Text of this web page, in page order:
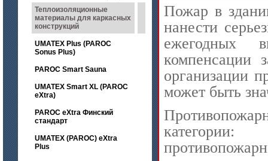
Теплоизоляционные
материалы для каркасных
конструкций
UMATEX Plus (PAROC
Sonus Plus)
PAROC Smart Sauna
UMATEX Smart XL (PAROC
eXtra)
PAROC eXtra Финский
стандарт
UMATEX (PAROC) eXtra
Plus
Пожар в
нанести
ежегодных
компенсации
организации
может быть